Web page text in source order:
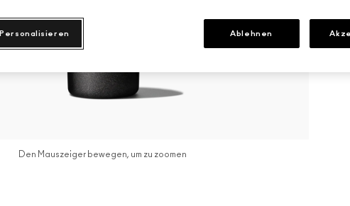
Den Mauszeiger bewegen, um zu zoomen
Personalisieren Ablehnen